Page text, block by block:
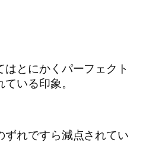
とにかくパーフェクト
いる印象。
ずれですら減点されてい